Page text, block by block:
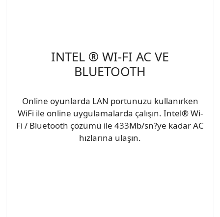
INTEL ® WI-FI AC VE
BLUETOOTH
Online oyunlarda LAN portunuzu kullanırken
WiFi ile online uygulamalarda çalışın. Intel® Wi-
Fi / Bluetooth çözümü ile 433Mb/sn?ye kadar AC
hızlarına ulaşın.